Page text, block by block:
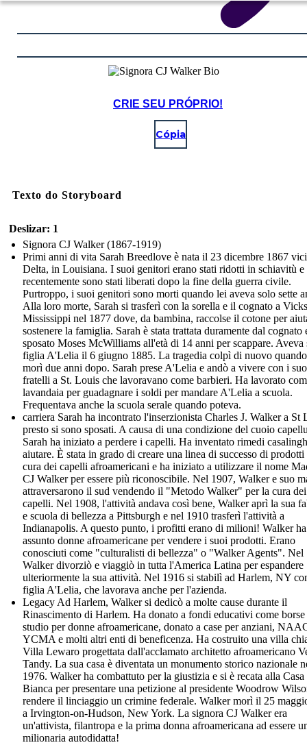
CRIE SEU PRÓPRIO!
Cópia
Texto do Storyboard
Deslizar: 1
Signora CJ Walker (1867-1919)
Primi anni di vita Sarah Breedlove è nata il 23 dicembre 1867
Delta, in Louisiana. I suoi genitori erano stati ridotti in schiavitù e
recentemente sono stati liberati dopo la fine della guerra civile.
Purtroppo, i suoi genitori sono morti quando lei aveva solo sette
Alla loro morte, Sarah si trasferì con la sorella e il cognato a
Mississippi nel 1877 dove, da bambina, raccolse il cotone per
sostenere la famiglia. Sarah è stata trattata duramente dal cognato
sposato Moses McWilliams all'età di 14 anni per scappare. Aveva
figlia A'Lelia il 6 giugno 1885. La tragedia colpì di nuovo
morì due anni dopo. Sarah prese A'Lelia e andò a vivere con i
fratelli a St. Louis che lavoravano come barbieri. Ha lavorato
lavandaia per guadagnare i soldi per mandare A'Lelia a scuola.
Frequentava anche la scuola serale quando poteva.
carriera Sarah ha incontrato l'inserzionista Charles J. Walker a St
presto si sono sposati. A causa di una condizione del cuoio
Sarah ha iniziato a perdere i capelli. Ha inventato rimedi
aiutare. È stata in grado di creare una linea di successo di prodotti
cura dei capelli afroamericani e ha iniziato a utilizzare il nome
CJ Walker per essere più riconoscibile. Nel 1907, Walker e suo
attraversarono il sud vendendo il "Metodo Walker" per la cura dei
capelli. Nel 1908, l'attività andava così bene, Walker aprì la sua
e scuola di bellezza a Pittsburgh e nel 1910 trasferì l'attività a
Indianapolis. A questo punto, i profitti erano di milioni! Walker ha
assunto donne afroamericane per vendere i suoi prodotti. Erano
conosciuti come "culturalisti di bellezza" o "Walker Agents". Nel
Walker divorziò e viaggiò in tutta l'America Latina per espandere
ulteriormente la sua attività. Nel 1916 si stabilì ad Harlem, NY
figlia A'Lelia, che lavorava anche per l'azienda.
Legacy Ad Harlem, Walker si dedicò a molte cause durante il
Rinascimento di Harlem. Ha donato a fondi educativi come
studio per donne afroamericane, donato a case per anziani,
YCMA e molti altri enti di beneficenza. Ha costruito una villa
Villa Lewaro progettata dall'acclamato architetto afroamericano
Tandy. La sua casa è diventata un monumento storico nazionale
1976. Walker ha combattuto per la giustizia e si è recata alla Casa
Bianca per presentare una petizione al presidente Woodrow
rendere il linciaggio un crimine federale. Walker morì il 25
a Irvington-on-Hudson, New York. La signora CJ Walker era
un'attivista, filantropa e la prima donna afroamericana ad essere
milionaria autodidatta!